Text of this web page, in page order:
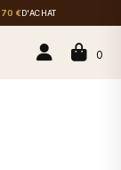
70 €D'ACHAT
0